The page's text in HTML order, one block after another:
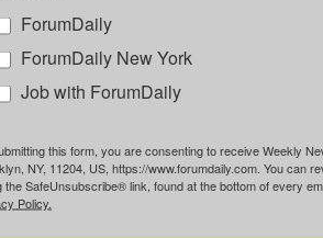
ForumDaily
ForumDaily New York
Job with ForumDaily
this form, you are consenting to receive Weekly
NY, 11204, US, https://www.forumdaily.com. You can
the SafeUnsubscribe® link, found at the bottom of every
Policy.